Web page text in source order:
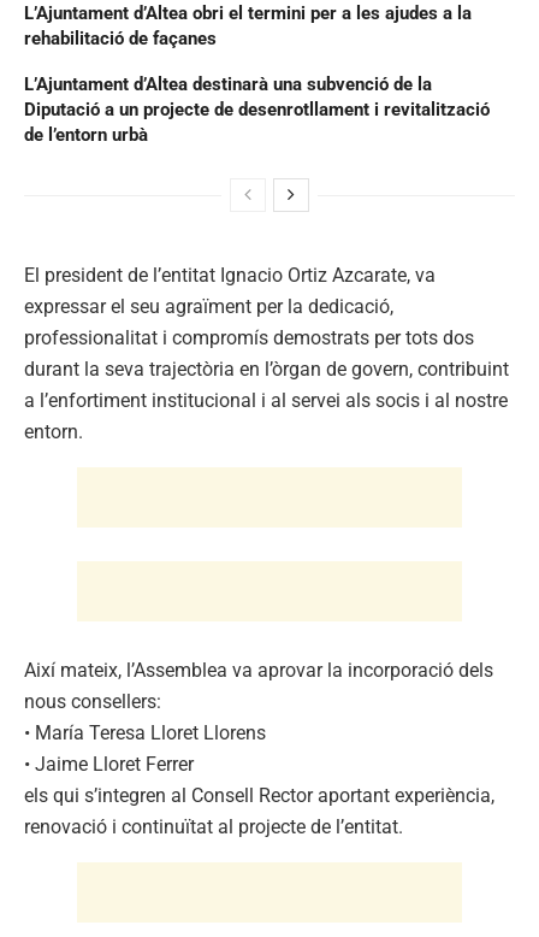
L’Ajuntament d’Altea obri el termini per a les ajudes a la
rehabilitació de façanes
L’Ajuntament d’Altea destinarà una subvenció de la
Diputació a un projecte de desenrotllament i revitalització
de l’entorn urbà
El president de l’entitat Ignacio Ortiz Azcarate, va
expressar el seu agraïment per la dedicació,
professionalitat i compromís demostrats per tots dos
durant la seva trajectòria en l’òrgan de govern, contribuint
a l’enfortiment institucional i al servei als socis i al nostre
entorn.
Així mateix, l’Assemblea va aprovar la incorporació dels
nous consellers:
• María Teresa Lloret Llorens
• Jaime Lloret Ferrer
els qui s’integren al Consell Rector aportant experiència,
renovació i continuïtat al projecte de l’entitat.